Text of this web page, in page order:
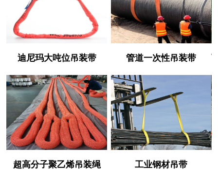
迪尼玛大吨位吊装带 管道一次性吊装带
超高分子聚乙烯吊装绳 工业钢材吊带